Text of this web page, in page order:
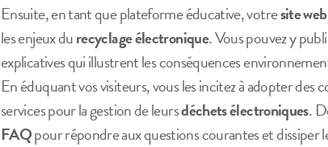
Ensuite, en tant que plateforme éducative, votresite web
les enjeux durecyclage électronique. Vous pouvez y
explicatives qui illustrent les conséquences
En éduquant vos visiteurs, vous les incitez à adopter
services pour la gestion de leursdéchets électroniques.
FAQpour répondre aux questions courantes et dissiper